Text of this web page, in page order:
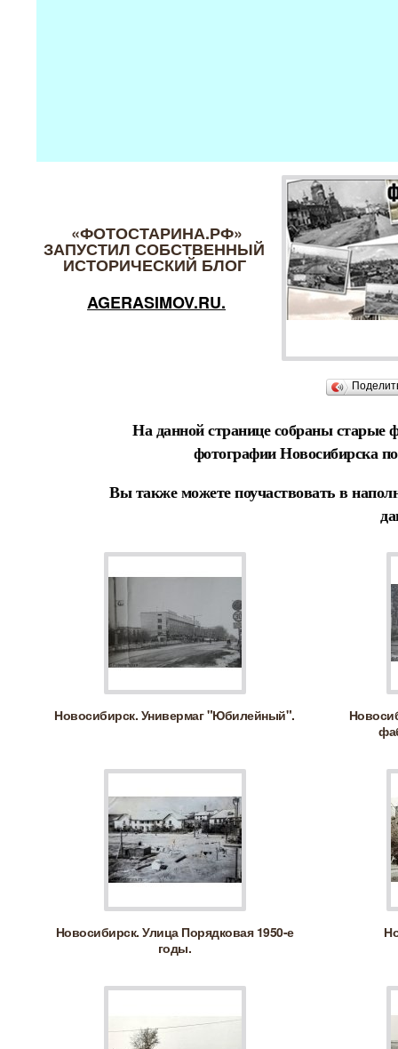
«ФОТОСТАРИНА.РФ»
ЗАПУСТИЛ СОБСТВЕННЫЙ
ИСТОРИЧЕСКИЙ БЛОГ
AGERASIMOV.RU.
На данной странице собраны старые
фотографии Новосибирска
Вы также можете поучаствовать в
Новосибирск. Универмаг "Юбилейный".
Новосибирск. Улица Порядковая 1950-е
годы.